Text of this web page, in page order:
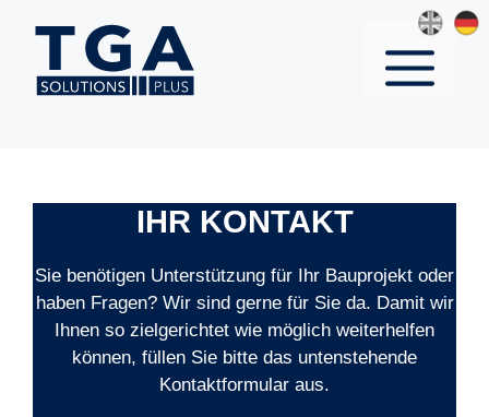
Inhalt
springen
MENÜ
IHR KONTAKT
Sie benötigen Unterstützung für Ihr Bauprojekt oder
haben Fragen? Wir sind gerne für Sie da. Damit wir
Ihnen so zielgerichtet wie möglich weiterhelfen
können, füllen Sie bitte das untenstehende
Kontaktformular aus.